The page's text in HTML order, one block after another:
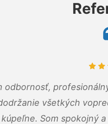
odbornosť,
všetkých
Som spokojný